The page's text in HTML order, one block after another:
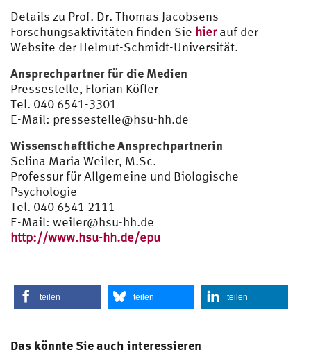
Details zu Prof. Dr. Thomas Jacobsens
Forschungsaktivitäten finden Sie hierauf der
Website der Helmut-Schmidt-Universität.
Ansprechpartner für die Medien
Pressestelle, Florian Köfler
Tel. 040 6541-3301
E-Mail: pressestelle@hsu-hh.de
Wissenschaftliche Ansprechpartnerin
Selina Maria Weiler, M.Sc.
Professur für Allgemeine und Biologische
Psychologie
Tel. 040 6541 2111
E-Mail: weiler@hsu-hh.de
http://www.hsu-hh.de/epu
teilen teilen teilen
Das könnte Sie auch interessieren